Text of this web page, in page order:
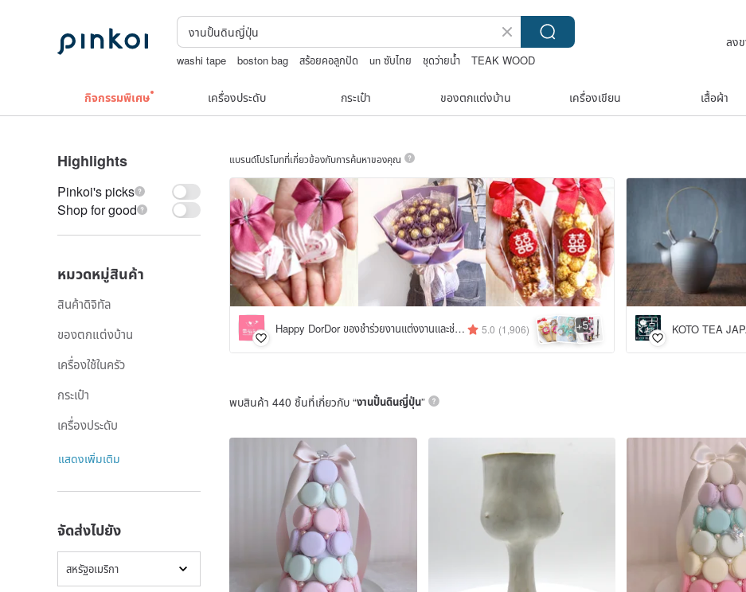
washi tape boston bag สร้อยคอลูกปัด un ซับไทย ชุดว่ายน้ำ
TEAK WOOD
ลง
กิจกรรมพิเศษ เครื่องประดับ กระเป๋า ของตกแต่งบ้าน เครื่องเขียน เสื้อผ้า
Highlights
Pinkoi's picks
Shop for good
หมวดหมู่สินค้า
สินค้าดิจิทัล
ของตกแต่งบ้าน
เครื่องใช้ในครัว
กระเป๋า
เครื่องประดับ
แสดงเพิ่มเติม
จัดส่งไปยัง
สหรัฐอเมริกา
แบรนด์โปรโมทที่เกี่ยวข้องกับการค้นหาของคุณ
Happy DorDor ของชำร่วยงานแต่งงานและช่อดอกไม้ของขวัญ 5.0 (1,906) +5 KOTO TEA
พบสินค้า 440 ชิ้นที่เกี่ยวกับ “งานปั้นดินญี่ปุ่น”